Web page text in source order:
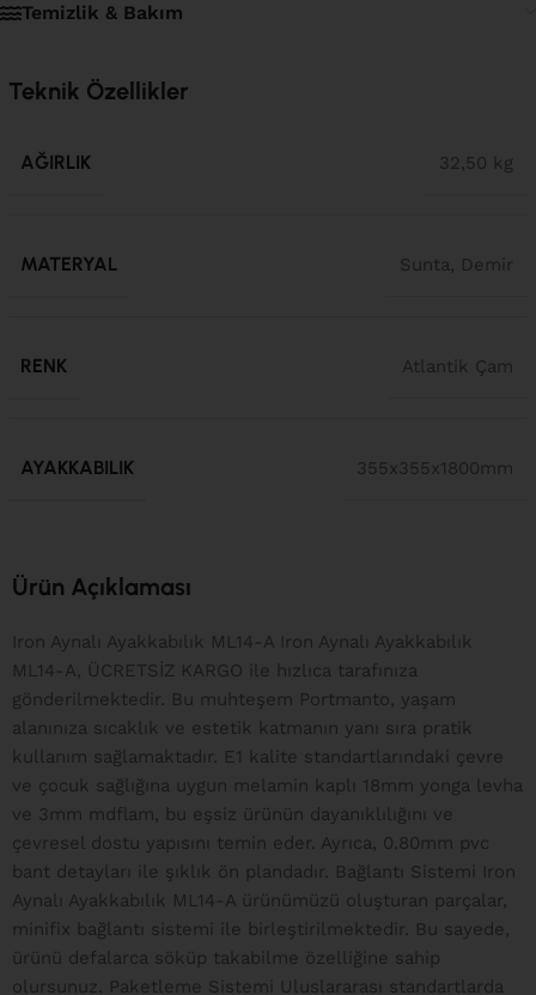
Temizlik & Bakım
Teknik Özellikler
AĞIRLIK 32,50 kg
MATERYAL Sunta, Demir
RENK Atlantik Çam
AYAKKABILIK 355x355x1800mm
Ürün Açıklaması
Iron Aynalı Ayakkabılık ML14-A Iron Aynalı Ayakkabılık
ML14-A, ÜCRETSİZ KARGO ile hızlıca tarafınıza
gönderilmektedir. Bu muhteşem Portmanto, yaşam
alanınıza sıcaklık ve estetik katmanın yanı sıra pratik
kullanım sağlamaktadır. E1 kalite standartlarındaki çevre
ve çocuk sağlığına uygun melamin kaplı 18mm yonga levha
ve 3mm mdflam, bu eşsiz ürünün dayanıklılığını ve
çevresel dostu yapısını temin eder. Ayrıca, 0.80mm pvc
bant detayları ile şıklık ön plandadır. Bağlantı Sistemi Iron
Aynalı Ayakkabılık ML14-A ürünümüzü oluşturan parçalar,
minifix bağlantı sistemi ile birleştirilmektedir. Bu sayede,
ürünü defalarca söküp takabilme özelliğine sahip
olursunuz. Paketleme Sistemi Uluslararası standartlarda